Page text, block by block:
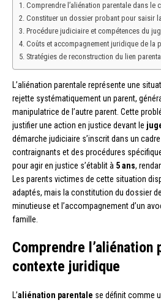
Comprendre l’aliénation parentale dans le
Constituer un dossier probant pour saisir
Procédure judiciaire et compétences du
Coûts et accompagnement juridique de la
Stratégies de reconstruction du lien
L’aliénation parentale représente une
rejette systématiquement un parent,
manipulatrice de l’autre parent. Cette
justifier une action en justice devant le
démarche judiciaire s’inscrit dans un
contraignants et des procédures
pour agir en justice s’établit à 5 ans,
Les parents victimes de cette situation
adaptés, mais la constitution du dossier
minutieuse et l’accompagnement d’un
famille.
Comprendre l’aliénation
contexte juridique
L’aliénation parentale se définit comme